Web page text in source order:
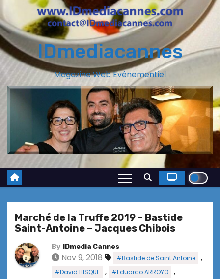
IDmediacannes
Magazine Web Evénementiel
Marché de la Truffe 2019 – Bastide
Saint-Antoine – Jacques Chibois
By IDmedia Cannes
Nov 9, 2018 #Bastide de Saint Antoine ,
#David BISQUE , #Eduardo ARROYO ,